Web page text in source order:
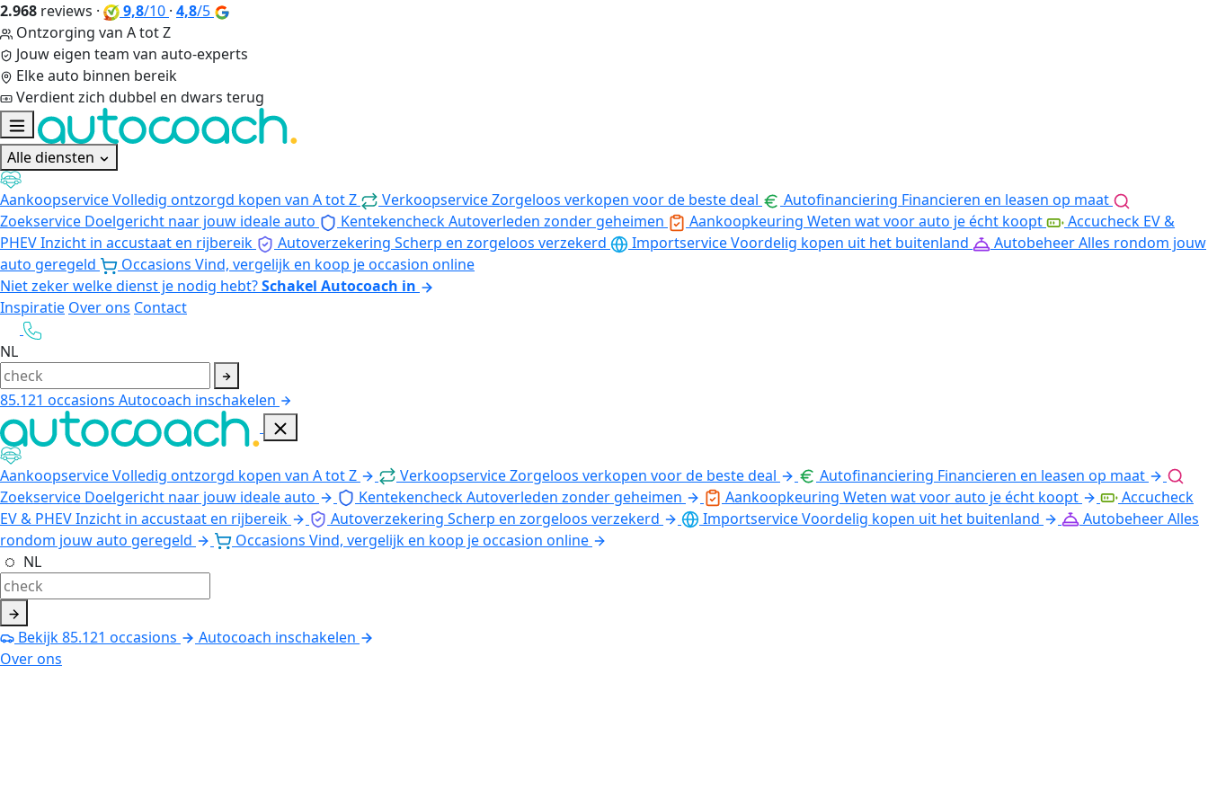
2.968 reviews · 9,8/10 · 4,8/5
Ontzorging van A tot Z
Jouw eigen team van auto-experts
Elke auto binnen bereik
Verdient zich dubbel en dwars terug
Alle diensten
AankoopserviceVolledig ontzorgd kopen van A tot Z VerkoopserviceZorgeloos verkopen voor de beste deal Autofinanciering Financieren en leasen op maat
Zoekservice Doelgericht naar jouw ideale auto KentekencheckAutoverleden zonder geheimen Aankoopkeuring Weten wat voor auto je écht koopt
Accucheck EV &
PHEVInzicht in accustaat en rijbereik Autoverzekering Scherp en zorgeloos verzekerd ImportserviceVoordelig kopen uit het buitenland AutobeheerAlles rondom jouw
auto geregeld
Occasions Vind, vergelijk en koop je occasion online
Niet zeker welke dienst je nodig hebt?Schakel Autocoach in
Inspiratie Over ons Contact
NL
85.121 occasions Autocoach inschakelen
AankoopserviceVolledig ontzorgd kopen van A tot Z VerkoopserviceZorgeloos verkopen voor de beste deal Autofinanciering Financieren en leasen op maat
Zoekservice Doelgericht naar jouw ideale auto KentekencheckAutoverleden zonder geheimen Aankoopkeuring Weten wat voor auto je écht koopt
Accucheck
EV & PHEVInzicht in accustaat en rijbereik Autoverzekering Scherp en zorgeloos verzekerd ImportserviceVoordelig kopen uit het buitenland AutobeheerAlles
rondom jouw auto geregeld
Occasions Vind, vergelijk en koop je occasion online
NL
Bekijk85.121 occasions
Autocoach inschakelen
Over ons